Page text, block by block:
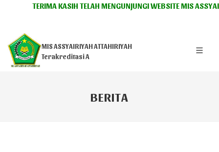
TERIMA KASIH TELAH MENGUNJUNGI WEBSITE MIS
MIS ASSYAIRIYAH ATTAHIRIYAH
Terakreditasi A
BERITA